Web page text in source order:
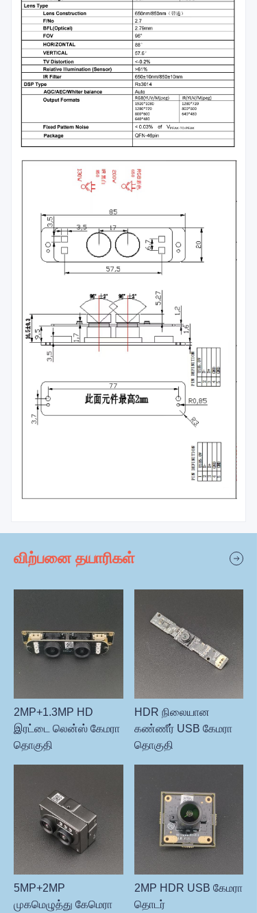
விற்பனை தயாரிகள்
2MP+1.3MP HD
இரட்டை லென்ஸ் கேமரா
தொகுதி
HDR நிலையான
கண்ணீர் USB கேமரா
தொகுதி
5MP+2MP
முகமெழுத்து கேமெரா
2MP HDR USB கேமரா
தொடர்